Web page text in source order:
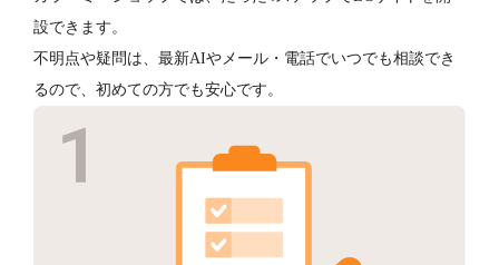
設できます。
不明点や疑問は、最新AIやメール・電話でいつでも相談でき
るので、初めての方でも安心です。